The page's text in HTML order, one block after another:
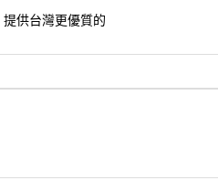
供台灣更優質的